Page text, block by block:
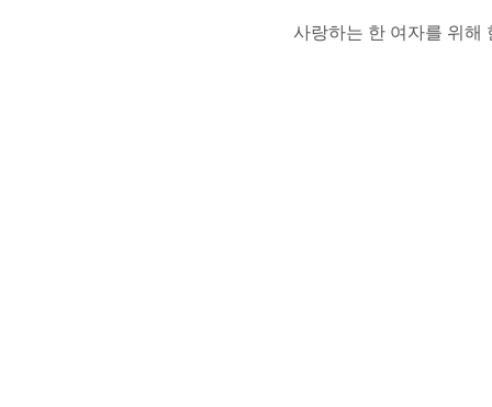
사랑하는 한 여자를 위해